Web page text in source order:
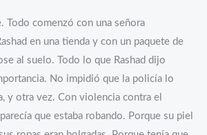
Todo comenzó con una señora
en una tienda y con un paquete de
al suelo. Todo lo que Rashad dijo
No impidió que la policía lo
y otra vez. Con violencia contra el
que estaba robando. Porque su piel